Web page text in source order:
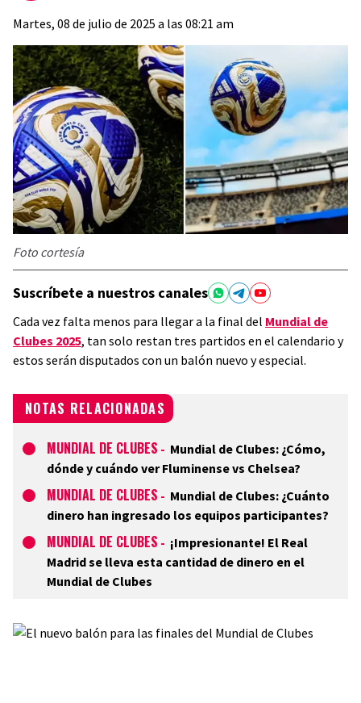
Martes, 08 de julio de 2025 a las 08:21 am
Foto cortesía
Suscríbete a nuestros canales
Cada vez falta menos para llegar a la final del Mundial de
Clubes 2025, tan solo restan tres partidos en el calendario y
estos serán disputados con un balón nuevo y especial.
NOTAS RELACIONADAS
MUNDIAL DE CLUBES - Mundial de Clubes: ¿Cómo,
dónde y cuándo ver Fluminense vs Chelsea?
MUNDIAL DE CLUBES - Mundial de Clubes: ¿Cuánto
dinero han ingresado los equipos participantes?
MUNDIAL DE CLUBES - ¡Impresionante! El Real
Madrid se lleva esta cantidad de dinero en el
Mundial de Clubes